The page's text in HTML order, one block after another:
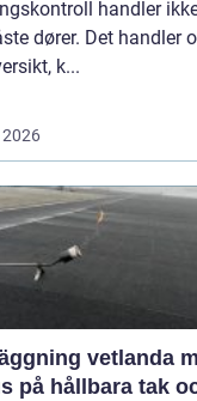
handler
dører. Det handler
k...
2026
vetlanda
på hållbara tak